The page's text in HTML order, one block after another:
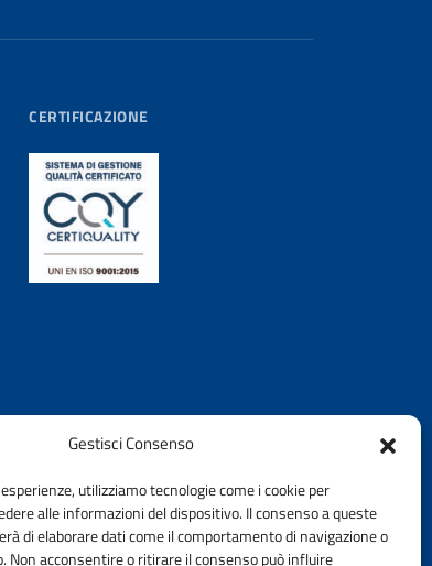
Gestisci Consenso
utilizziamo tecnologie come i cookie per
alle informazioni del dispositivo. Il consenso a queste
di elaborare dati come il comportamento di navigazione o
Non acconsentire o ritirare il consenso può influire
CERTIFICAZIONE